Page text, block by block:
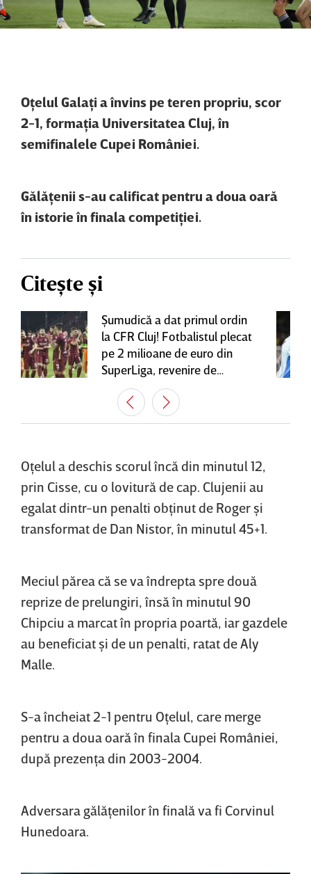
Oţelul Galaţi a învins pe teren propriu, scor
2-1, formaţia Universitatea Cluj, în
semifinalele Cupei României.
Gălăţenii s-au calificat pentru a doua oară
în istorie în finala competiţiei.
Citește și
Şumudică a dat primul ordin
la CFR Cluj! Fotbalistul plecat
pe 2 milioane de euro din
SuperLiga, revenire de
senzaţie în Gruia
Oţelul a deschis scorul încă din minutul 12,
prin Cisse, cu o lovitură de cap. Clujenii au
egalat dintr-un penalti obţinut de Roger şi
transformat de Dan Nistor, în minutul 45+1.
Meciul părea că se va îndrepta spre două
reprize de prelungiri, însă în minutul 90
Chipciu a marcat în propria poartă, iar gazdele
au beneficiat şi de un penalti, ratat de Aly
Malle.
S-a încheiat 2-1 pentru Oţelul, care merge
pentru a doua oară în finala Cupei României,
după prezenţa din 2003-2004.
Adversara gălăţenilor în finală va fi Corvinul
Hunedoara.